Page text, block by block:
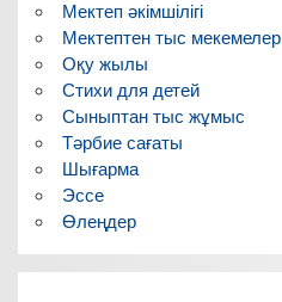
Мектеп әкімшілігі
Мектептен тыс мекемелер
Оқу жылы
Стихи для детей
Сыныптан тыс жұмыс
Тәрбие сағаты
Шығарма
Эссе
Өлеңдер